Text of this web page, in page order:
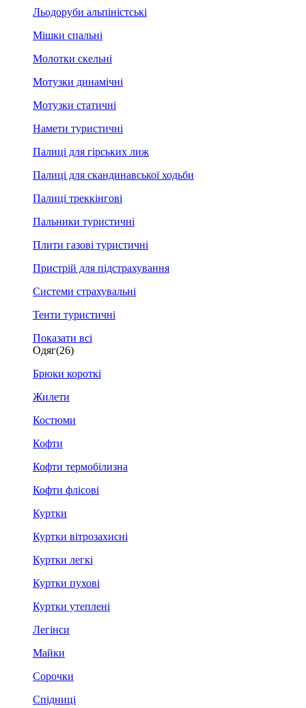
Льодоруби альпіністські
Мішки спальні
Молотки скельні
Мотузки динамічні
Мотузки статичні
Намети туристичні
Палиці для гірських лиж
Палиці для скандинавської ходьби
Палиці треккінгові
Пальники туристичні
Плити газові туристичні
Пристрій для підстрахування
Системи страхувальні
Тенти туристичні
Показати всі
Одяг(26)
Брюки короткі
Жилети
Костюми
Кофти
Кофти термобілизна
Кофти флісові
Куртки
Куртки вітрозахисні
Куртки легкі
Куртки пухові
Куртки утеплені
Легінси
Майки
Сорочки
Спідниці